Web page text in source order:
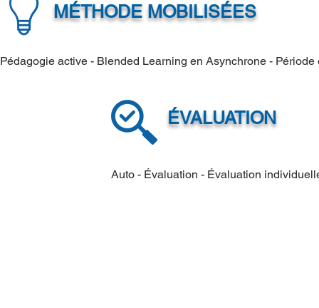
MÉTHODE MOBILISÉES
Pédagogie active - Blended Learning en Asynchrone - Période
ÉVALUATION
Auto - Évaluation - Évaluation